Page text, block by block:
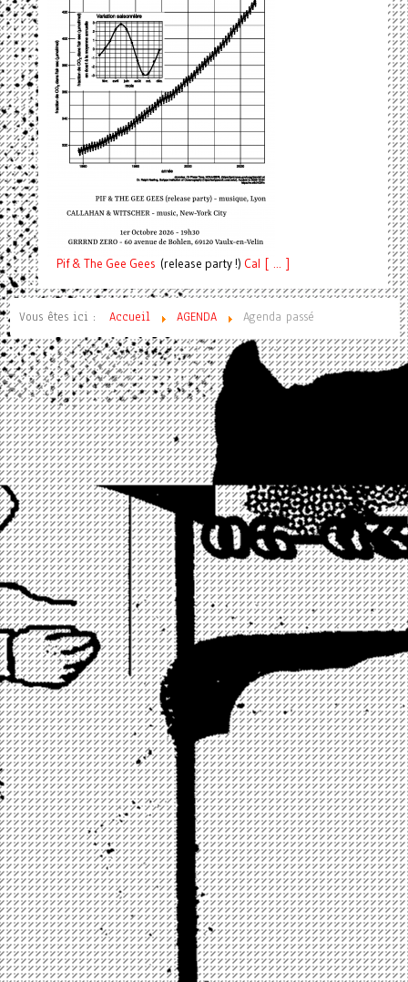
Pif& The Gee Gees (release party !) Cal [ ... ]
Vous êtes ici : Accueil AGENDA Agenda passé